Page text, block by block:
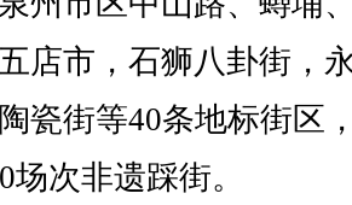
店市，石狮八卦街，
瓷街等40条地标街区
次非遗踩街。